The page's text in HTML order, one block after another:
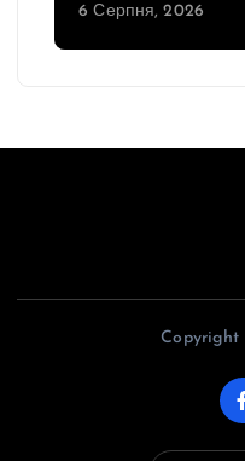
6 Серпня, 2026
Copyright